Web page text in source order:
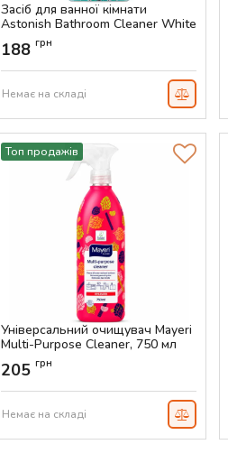
Засіб для ванної кімнати
Astonish Bathroom Cleaner White
Jasmine & Basil, 750 мл
Артикул:
188 грн
Немає на складі
Топ продажів
Універсальний очищувач Mayeri
Multi-Purpose Cleaner, 750 мл
Артикул:AS-00055
205 грн
Немає на складі